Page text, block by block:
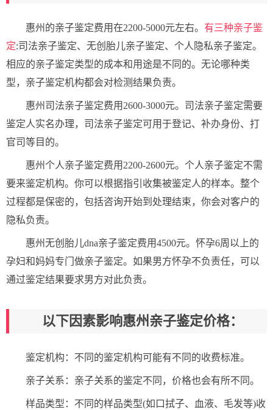
惠州的亲子鉴定费用在2200-5000元左右。 有三种亲子鉴
定:司法亲子鉴定、无创胎儿亲子鉴定、个人隐私亲子鉴定。
相应的亲子鉴定类型的成本和用途是不同的。无论哪种类
型，亲子鉴定机构都会对检测结果负责。
惠州司法亲子鉴定费用2600-3000元。司法亲子鉴定需要
鉴定人实名办理，司法亲子鉴定可用于登记、补办身份、打
官司等目的。
惠州个人亲子鉴定费用2200-2600元。个人亲子鉴定不需
要来鉴定机构。你可以根据指引收集被鉴定人的样本。整个
过程都是保密的，包括咨询开始到处理结束，你会对客户的
隐私负责。
惠州无创胎儿dna亲子鉴定费用4500元。怀孕6周以上的
孕妇和妈妈专门做亲子鉴定。如果男方怀孕不负责任，可以
通过鉴定结果要求男方对此负责。
以下因素影响惠州亲子鉴定价格：
鉴定机构：不同的鉴定机构可能有不同的收费标准。
亲子关系：亲子关系的鉴定不同，价格也会有所不同。
样品类型：不同的样品类型(如口拭子、血液、毛发等)收